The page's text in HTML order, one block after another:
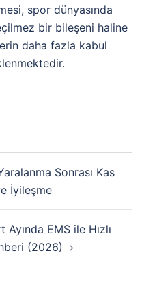
spor dünyasında
bir bileşeni haline
daha fazla kabul
Sonrası Kas
İyileşme
Ayında EMS ile Hızlı
(2026)